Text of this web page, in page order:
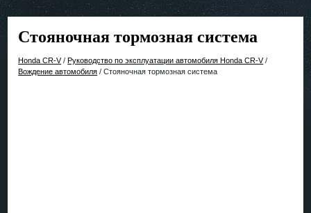
Стояночная тормозная система
Honda CR-V/Руководство по эксплуатации автомобиля Honda CR-V/
Вождение автомобиля / Стояночная тормозная система